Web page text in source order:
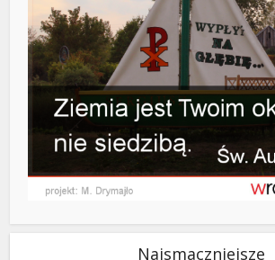
Najsmaczniejsze